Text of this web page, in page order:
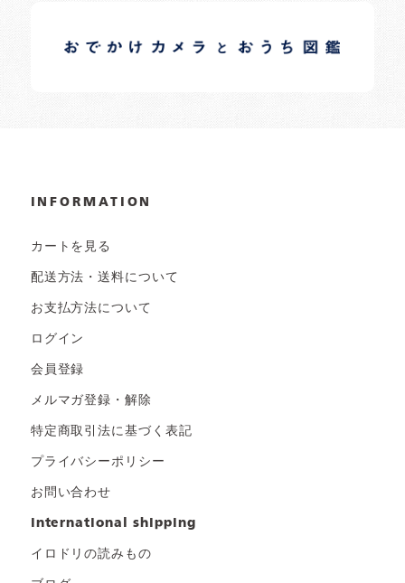
日常の様子など随時更新中です。
INFORMATION
カートを見る
配送方法・送料について
お支払方法について
ログイン
会員登録
メルマガ登録・解除
特定商取引法に基づく表記
プライバシーポリシー
お問い合わせ
international shipping
イロドリの読みもの